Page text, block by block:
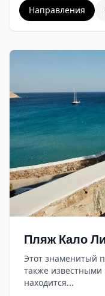
Направления
Пляж Кало
Этот знаменитый
также
находится...